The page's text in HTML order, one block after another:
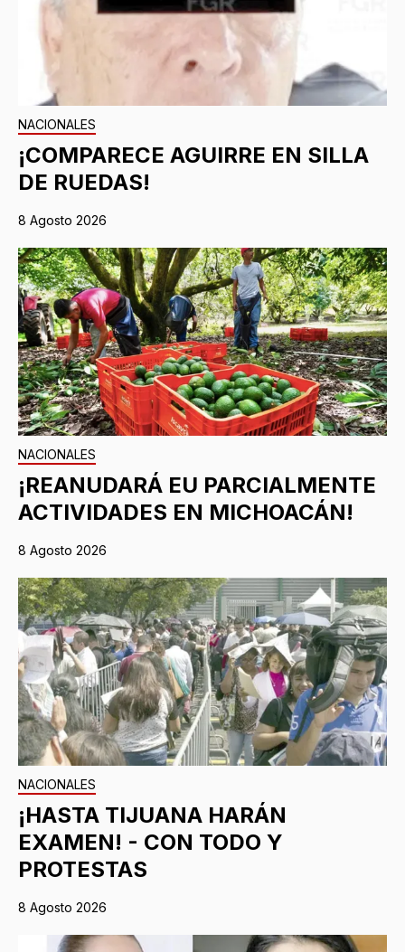
NACIONALES
¡COMPARECE AGUIRRE EN SILLA
DE RUEDAS!
8 Agosto 2026
NACIONALES
¡REANUDARÁ EU PARCIALMENTE
ACTIVIDADES EN MICHOACÁN!
8 Agosto 2026
NACIONALES
¡HASTA TIJUANA HARÁN
EXAMEN! - CON TODO Y
PROTESTAS
8 Agosto 2026